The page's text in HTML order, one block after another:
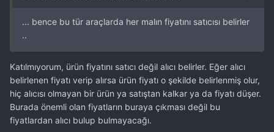
... bence bu tür araçlarda her malın fiyatını satıcısı belirler
..
Katılmıyorum, ürün fiyatını satıcı değil alıcı belirler. Eğer alıcı
belirlenen fiyatı verip alırsa ürün fiyatı o şekilde belirlenmiş olur,
hiç alıcısı olmayan bir ürün ya satıştan kalkar ya da fiyatı düşer.
Burada önemli olan fiyatların buraya çıkması değil bu
fiyatlardan alıcı bulup bulmayacağı.